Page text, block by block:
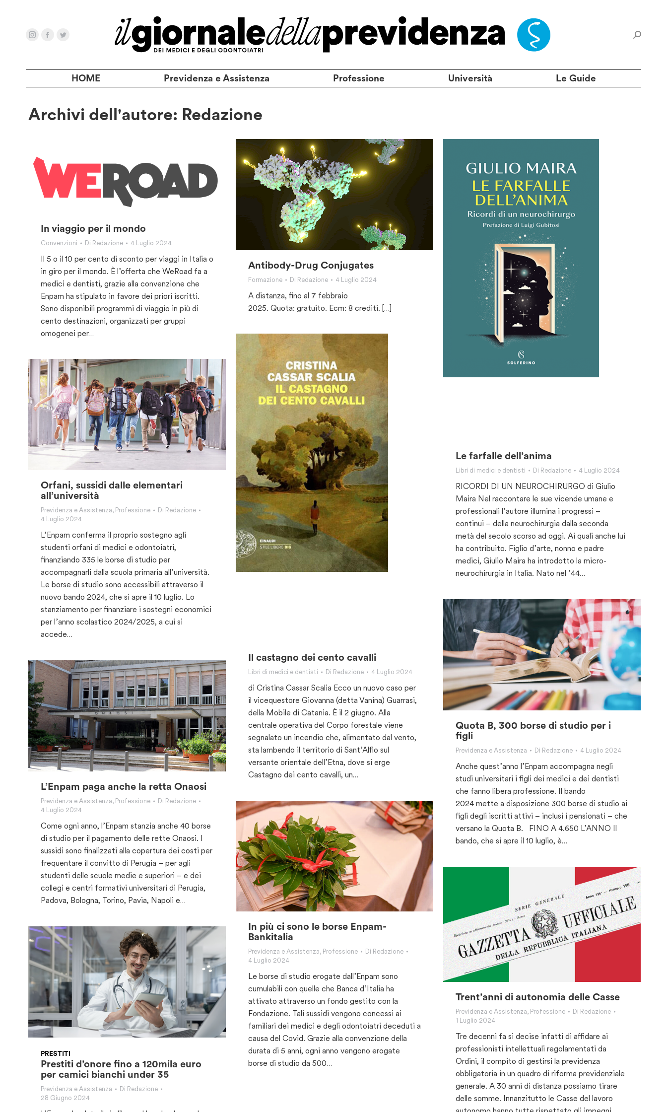
HOME Previdenza e Assistenza Professione Università Le Guide
Archivi dell'autore: Redazione
In viaggio per il mondo
Convenzioni Di Redazione 4 Luglio 2024
Il 5 o il 10 per cento di sconto per viaggi in Italia o
in giro per il mondo. È l’offerta che WeRoad fa a
medici e dentisti, grazie alla convenzione che
Enpam ha stipulato in favore dei priori iscritti.
Sono disponibili programmi di viaggio in più di
cento destinazioni, organizzati per gruppi
omogenei per…
Antibody-Drug Conjugates
Formazione Di Redazione 4 Luglio 2024
A distanza, fino al 7 febbraio
2025. Quota: gratuito. Ecm: 8 crediti. […]
Le farfalle dell’anima
Libri di medici e dentisti Di Redazione 4 Luglio 2024
RICORDI DI UN NEUROCHIRURGO di Giulio
Maira Nel raccontare le sue vicende umane e
professionali l’autore illumina i progressi –
continui – della neurochirurgia dalla seconda
metà del secolo scorso ad oggi. Ai quali anche lui
ha contribuito. Figlio d’arte, nonno e padre
medici, Giulio Maira ha introdotto la micro-
neurochirurgia in Italia. Nato nel ’44…
Il castagno dei cento cavalli
Libri di medici e dentisti Di Redazione 4 Luglio 2024
di Cristina Cassar Scalia Ecco un nuovo caso per
il vicequestore Giovanna (detta Vanina) Guarrasi,
della Mobile di Catania. È il 2 giugno. Alla
centrale operativa del Corpo forestale viene
segnalato un incendio che, alimentato dal vento,
sta lambendo il territorio di Sant’Alfio sul
versante orientale dell’Etna, dove si erge
Castagno dei cento cavalli, un…
Orfani, sussidi dalle elementari
all’università
Previdenza e Assistenza, Professione Di Redazione
4 Luglio 2024
L’Enpam conferma il proprio sostegno agli
studenti orfani di medici e odontoiatri,
finanziando 335 le borse di studio per
accompagnarli dalla scuola primaria all’università.
Le borse di studio sono accessibili attraverso il
nuovo bando 2024, che si apre il 10 luglio. Lo
stanziamento per finanziare i sostegni economici
per l’anno scolastico 2024/2025, a cui si
accede…
Quota B, 300 borse di studio per i
figli
Previdenza e Assistenza Di Redazione 4 Luglio 2024
Anche quest’anno l’Enpam accompagna negli
studi universitari i figli dei medici e dei dentisti
che fanno libera professione. Il bando
2024 mette a disposizione 300 borse di studio ai
figli degli iscritti attivi – inclusi i pensionati – che
versano la Quota B. FINO A 4.650 L’ANNO Il
bando, che si apre il 10 luglio, è…
L’Enpam paga anche la retta Onaosi
Previdenza e Assistenza, Professione Di Redazione
4 Luglio 2024
Come ogni anno, l’Enpam stanzia anche 40 borse
di studio per il pagamento delle rette Onaosi. I
sussidi sono finalizzati alla copertura dei costi per
frequentare il convitto di Perugia – per agli
studenti delle scuole medie e superiori – e dei
collegi e centri formativi universitari di Perugia,
Padova, Bologna, Torino, Pavia, Napoli e…
In più ci sono le borse Enpam-
Bankitalia
Previdenza e Assistenza, Professione Di Redazione
4 Luglio 2024
Le borse di studio erogate dall’Enpam sono
cumulabili con quelle che Banca d’Italia ha
attivato attraverso un fondo gestito con la
Fondazione. Tali sussidi vengono concessi ai
familiari dei medici e degli odontoiatri deceduti a
causa del Covid. Grazie alla convenzione della
durata di 5 anni, ogni anno vengono erogate
borse di studio da 500…
Trent’anni di autonomia delle Casse
Previdenza e Assistenza, Professione Di Redazione
1 Luglio 2024
Tre decenni fa si decise infatti di affidare ai
professionisti intellettuali regolamentati da
Ordini, il compito di gestirsi la previdenza
obbligatoria in un quadro di riforma previdenziale
generale. A 30 anni di distanza possiamo tirare
delle somme. Innanzitutto le Casse del lavoro
PRESTITI
Prestiti d’onore fino a 120mila euro
per camici bianchi under 35
Previdenza e Assistenza Di Redazione
28 Giugno 2024